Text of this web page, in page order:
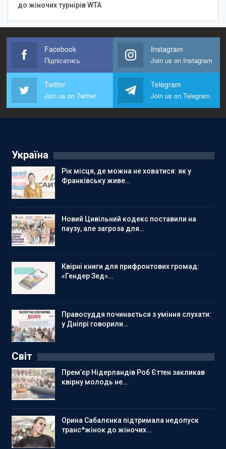
до жіночих турнірів WTA
Facebook
Підпісатись
Instagram
Join us on Instagram
Twitter
Join us on Twitter
Telegram
Join us on Telegram
Україна
Рік місця, де можна не ховатися: як у
Франківську живе…
Новий Цивільний кодекс поставили на
паузу, але загроза для…
Квірні книги для прифронтових громад:
«Гендер Зед»…
Правосуддя починається з уміння слухати:
у Дніпрі говорили…
Світ
Прем’єр Нідерландів Роб Єттен закликав
квірну молодь не…
Орина Сабалєнка підтримала недопуск
транс*жінок до жіночих…